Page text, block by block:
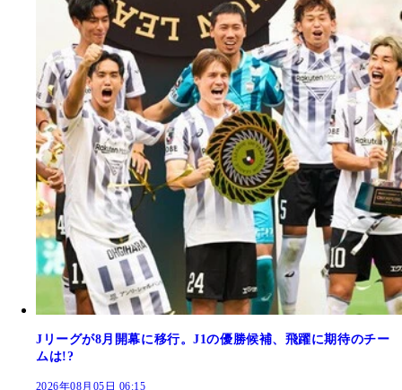
Jリーグが8月開幕に移行。J1の優勝候補、飛躍に期待のチー
ムは!?
2026年08月05日 06:15